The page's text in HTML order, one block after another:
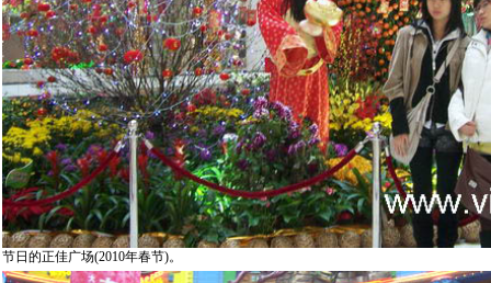
节日的正佳广场(2010年春节)。